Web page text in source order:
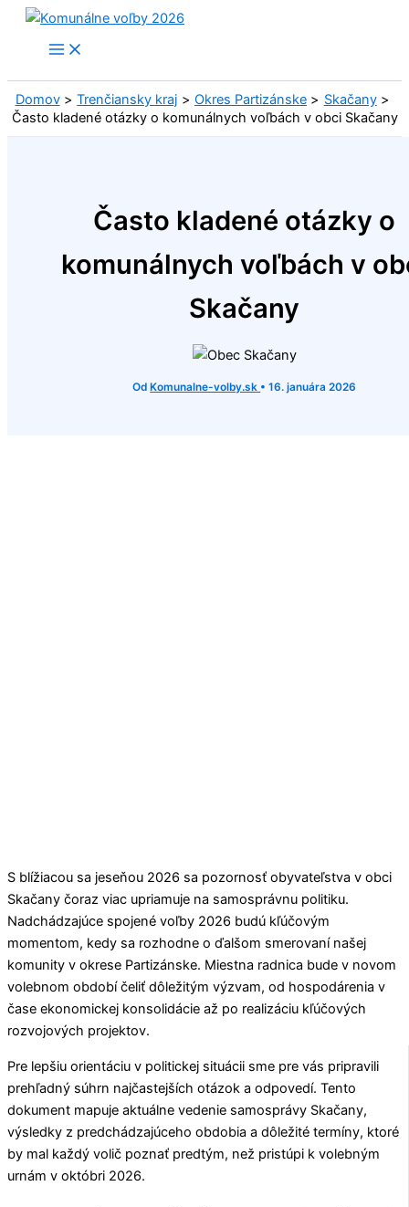
Preskočiť
Domov Trenčiansky kraj Okres Partizánske
Skačany
Často kladené otázky o komunálnych voľbách v obci Skačany
Často kladené otázky o
komunálnych voľbách v
Skačany
Od Komunalne-volby.sk •16. januára 2026
S blížiacou sa jeseňou 2026 sa pozornosť obyvateľstva v obci
Skačany čoraz viac upriamuje na samosprávnu politiku.
Nadchádzajúce spojené voľby 2026 budú kľúčovým
momentom, kedy sa rozhodne o ďalšom smerovaní našej
komunity v okrese Partizánske. Miestna radnica bude v novom
volebnom období čeliť dôležitým výzvam, od hospodárenia v
čase ekonomickej konsolidácie až po realizáciu kľúčových
rozvojových projektov.
Pre lepšiu orientáciu v politickej situácii sme pre vás pripravili
prehľadný súhrn najčastejších otázok a odpovedí. Tento
dokument mapuje aktuálne vedenie samosprávy Skačany,
výsledky z predchádzajúceho obdobia a dôležité termíny, ktoré
by mal každý volič poznať predtým, než pristúpi k volebným
urnám v októbri 2026.